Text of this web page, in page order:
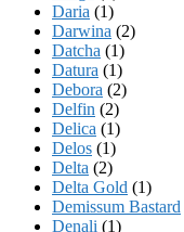
Daria (1)
Darwina (2)
Datcha (1)
Datura (1)
Debora (2)
Delfin (2)
Delica (1)
Delos (1)
Delta (2)
Delta Gold (1)
Demissum Bastard
Denali (1)